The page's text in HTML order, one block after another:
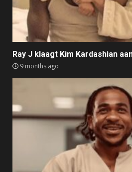
Ray J klaagt Kim Kardashian
9 months ago